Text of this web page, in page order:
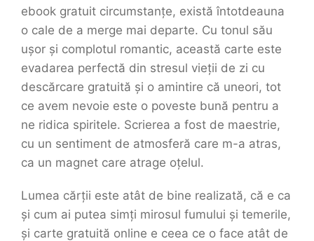
ebook gratuit circumstanțe, există întotdeauna
o cale de a merge mai departe. Cu tonul său
ușor și complotul romantic, această carte este
evadarea perfectă din stresul vieții de zi cu
descărcare gratuită și o amintire că uneori, tot
ce avem nevoie este o poveste bună pentru a
ne ridica spiritele. Scrierea a fost de maestrie,
cu un sentiment de atmosferă care m-a atras,
ca un magnet care atrage oțelul.
Lumea cărții este atât de bine realizată, că e ca
și cum ai putea simți mirosul fumului și temerile,
și carte gratuită online e ceea ce o face atât de